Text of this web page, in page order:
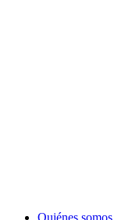
Quiénes somos